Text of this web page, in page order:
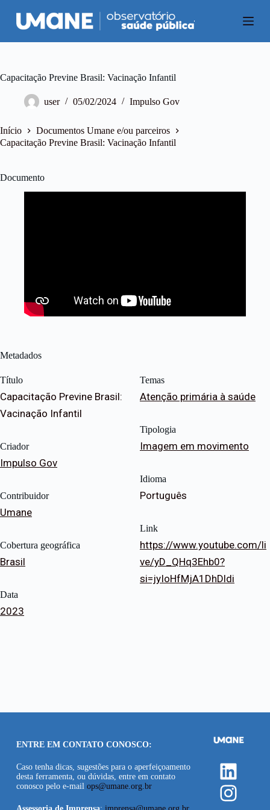
P
u
a
a
o
n
ú
Capacitação Previne Brasil: Vacinação Infantil
user 05/02/2024 Impulso Gov
Início
Documentos Umane e/ou parceiros
Capacitação Previne Brasil: Vacinação Infantil
Documento
Metadados
Título
Capacitação Previne Brasil:
Vacinação Infantil
Criador
Impulso Gov
Contribuidor
Umane
Cobertura geográfica
Brasil
Data
2023
Temas
Atenção primária à saúde
Tipologia
Imagem em movimento
Idioma
Português
Link
https://www.youtube.com/li
ve/yD_QHq3Ehb0?
si=jyIoHfMjA1DhDldi
ENTRE EM CONTATO CONOSCO:
Caso tenha dicas, sugestões para o aperfeiçoamento
desta ferramenta, ou dúvidas, entre em contato
conosco pelo e-mail ops@umane.org.br